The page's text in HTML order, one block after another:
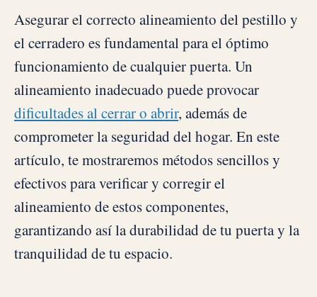
Asegurar el correcto alineamiento del pestillo y
el cerradero es fundamental para el óptimo
funcionamiento de cualquier puerta. Un
alineamiento inadecuado puede provocar
dificultades al cerrar o abrir, además de
comprometer la seguridad del hogar. En este
artículo, te mostraremos métodos sencillos y
efectivos para verificar y corregir el
alineamiento de estos componentes,
garantizando así la durabilidad de tu puerta y la
tranquilidad de tu espacio.